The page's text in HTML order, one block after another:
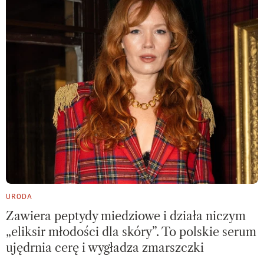
URODA
Zawiera peptydy miedziowe i działa niczym
„eliksir młodości dla skóry”. To polskie serum
ujędrnia cerę i wygładza zmarszczki